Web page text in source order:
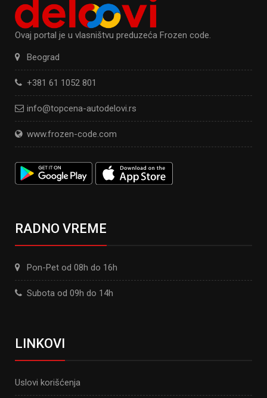
Ovaj portal je u vlasništvu preduzeća Frozen code.
Beograd
+381 61 1052 801
info@topcena-autodelovi.rs
www.frozen-code.com
RADNO VREME
Pon-Pet od 08h do 16h
Subota od 09h do 14h
LINKOVI
Uslovi korišćenja